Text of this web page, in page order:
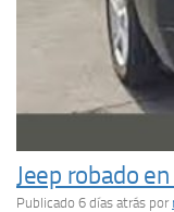
Jeep robado
Publicado 6 días atrás por